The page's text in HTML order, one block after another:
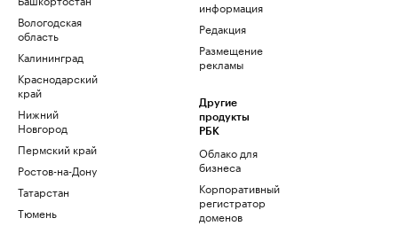
Вологодская
область
Калининград
Краснодарский
край
Нижний
Новгород
Пермский край
Ростов-на-Дону
Татарстан
Тюмень
информация
Редакция
Размещение
рекламы
Другие
продукты
РБК
Облако для
бизнеса
Корпоративный
регистратор
доменов